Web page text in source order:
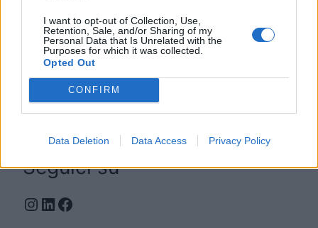
I want to opt-out of Collection, Use,
Retention, Sale, and/or Sharing of my
Personal Data that Is Unrelated with the
Purposes for which it was collected.
Opted Out
CONFIRM
Data Deletion Data Access Privacy Policy
Pubblicato7 Aprile 2023 16:21inNews
Andrea Camerino
Coding
Seguici su
Instagram LinkedIn Facebook